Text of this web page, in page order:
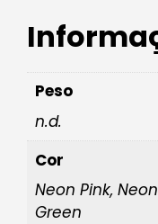
Peso
n.d.
Cor
Neon Pink,
Green